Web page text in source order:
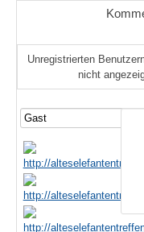
Unregistrierten
nicht